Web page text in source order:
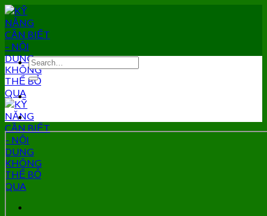
Skip
to
content